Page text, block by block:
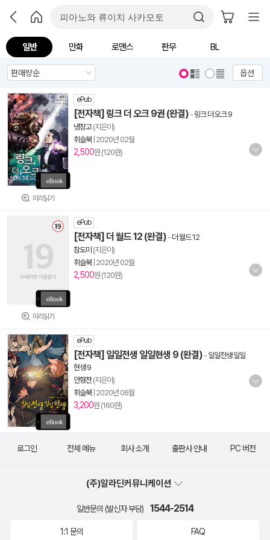
일반 만화 로맨스 판무 BL
옵션
미리읽기
ePub
[전자책] 링크 더 오크 9권 (완결) - 링크 더 오크 9
냉장고(지은이)
휘슬북| 2020년 02월
2,500원 (120원)
미리읽기
ePub
[전자책] 더 월드 12 (완결) - 더 월드 12
참도미 (지은이)
휘슬북| 2020년 02월
2,500원 (120원)
ePub
[전자책] 일일전생 일일현생 9 (완결) - 일일전생 일일
현생 9
안형찬(지은이)
휘슬북| 2020년 06월
3,200원 (160원)
로그인 전체 메뉴 회사 소개 출판사 안내 PC 버전
(주)알라딘커뮤니케이션
일반문의 (발신자 부담) 1544-2514
1:1 문의 FAQ